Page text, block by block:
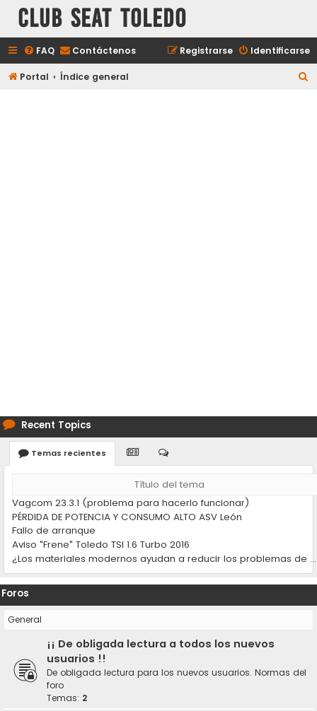
Club Seat Toledo
FAQ Contáctenos Identificarse
Registrarse
Portal Índice general
Recent Topics
Temas recientes
Título del tema
Vagcom 23.3.1 (problema para hacerlo funcionar)
PÉRDIDA DE POTENCIA Y CONSUMO ALTO ASV León
Fallo de arranque
Aviso "Frene" Toledo TSI 1.6 Turbo 2016
¿Los materiales modernos ayudan a reducir los problemas de desgaste en los coches?
Foros
General
¡¡ De obligada lectura a todos los nuevos
usuarios !!
De obligada lectura para los nuevos usuarios. Normas del
foro
Temas: 2